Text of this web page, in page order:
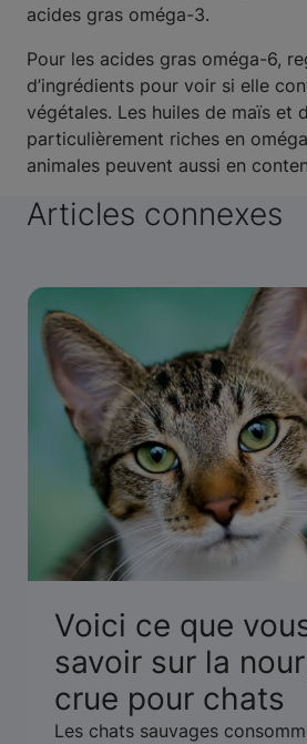
acides gras oméga-3.
Pour les acides gras oméga-6,
d’ingrédients pour voir si elle
végétales. Les huiles de maïs et
particulièrement riches en
animales peuvent aussi en
Articles connexes
Voici ce que
savoir sur la
crue pour chats
Les chats sauvages